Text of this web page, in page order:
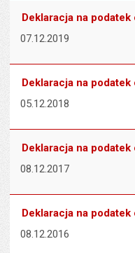
Deklaracja na
07.12.2019
Deklaracja na
05.12.2018
Deklaracja na
08.12.2017
Deklaracja na
08.12.2016